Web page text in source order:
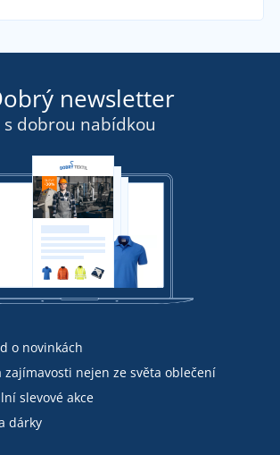
newsletter
s dobrou nabídkou
o novinkách
zajímavosti nejen ze světa oblečení
slevové akce
dárky